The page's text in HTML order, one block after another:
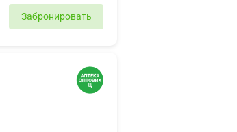
Забронировать